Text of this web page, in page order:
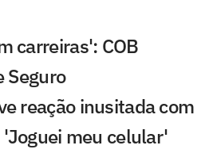
carreiras': COB
Seguro
reação inusitada com
meu celular'